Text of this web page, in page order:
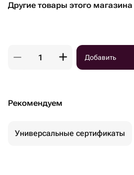
Другие товары этого магазина
Добавить
Рекомендуем
Универсальные сертификаты